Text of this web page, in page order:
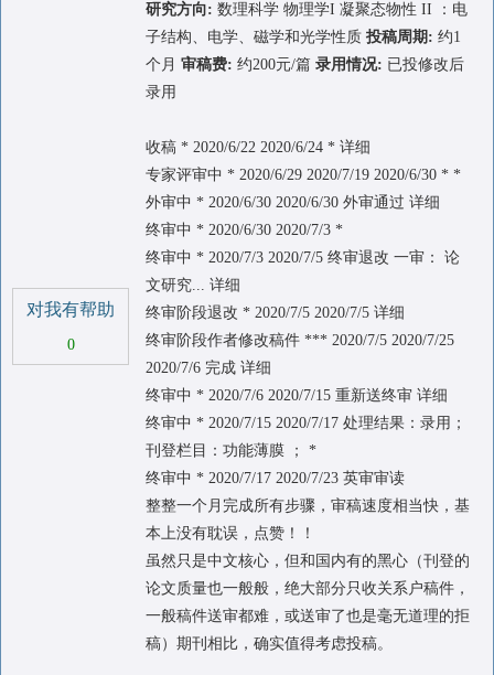
对我有帮助
0
研究方向: 数理科学 物理学I 凝聚态物性 II ：电
子结构、电学、磁学和光学性质 投稿周期: 约1
个月 审稿费: 约200元/篇 录用情况: 已投修改后
录用
收稿 * 2020/6/22 2020/6/24 * 详细
专家评审中 * 2020/6/29 2020/7/19 2020/6/30 * *
外审中 * 2020/6/30 2020/6/30 外审通过 详细
终审中 * 2020/6/30 2020/7/3 *
终审中 * 2020/7/3 2020/7/5 终审退改 一审： 论
文研究... 详细
终审阶段退改 * 2020/7/5 2020/7/5 详细
终审阶段作者修改稿件 *** 2020/7/5 2020/7/25
2020/7/6 完成 详细
终审中 * 2020/7/6 2020/7/15 重新送终审 详细
终审中 * 2020/7/15 2020/7/17 处理结果：录用；
刊登栏目：功能薄膜 ； *
终审中 * 2020/7/17 2020/7/23 英审审读
整整一个月完成所有步骤，审稿速度相当快，基
本上没有耽误，点赞！！
虽然只是中文核心，但和国内有的黑心（刊登的
论文质量也一般般，绝大部分只收关系户稿件，
一般稿件送审都难，或送审了也是毫无道理的拒
稿）期刊相比，确实值得考虑投稿。